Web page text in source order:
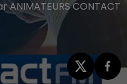
ANIMATEURS CONTACT